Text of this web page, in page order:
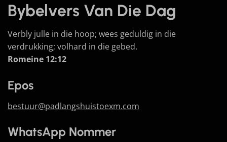
Bybelvers Van Die Dag
Verbly julle in die hoop; wees geduldig in die
verdrukking; volhard in die gebed.
Romeine 12:12
Epos
bestuur@padlangshuistoexm.com
WhatsApp Nommer